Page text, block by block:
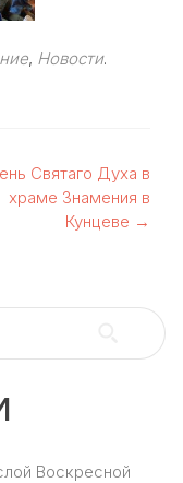
, Новости.
Святаго Духа в
храме Знамения в
Кунцеве →
Воскресной